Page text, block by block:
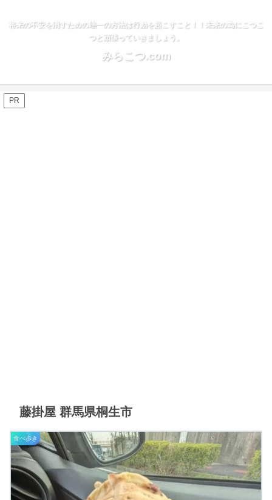
将来の不安を消すための唯一の方法は行動を起こすこと！！未来の為にこつこ
つと頑張っていきましょう。
みらこつ.com
PR
藤掛屋 群馬県桐生市
食べ歩き